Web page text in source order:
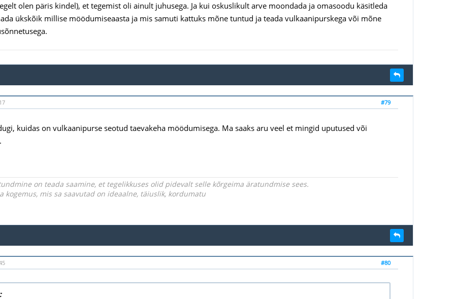
olen päris kindel), et tegemist oli ainult juhusega. Ja kui oskuslikult arve moondada ja omasoodu käsitleda
ükskõik millise möödumiseaasta ja mis samuti kattuks mõne tuntud ja teada vulkaanipurskega või mõne
#79
kuidas on vulkaanipurse seotud taevakeha möödumisega. Ma saaks aru veel et mingid uputused või
on teada saamine, et tegelikkuses olid pidevalt selle kõrgeima äratundmise sees.
kogemus, mis sa saavutad on ideaalne, täiuslik, kordumatu
#80